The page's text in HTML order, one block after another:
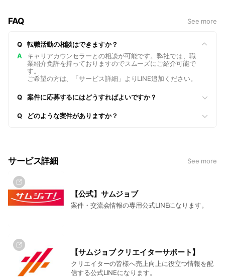
▶企業が抱えるクリエイティブ課題（例：動画制作、デザイン
ューサーが丁寧にヒアリングします。
▶課題解決に最適なスキルや経験を持つクリエイターを、派
遣、業務委託、人材紹介などの雇用形態の中から提案します。
▶クリエイターの紹介だけでなく、マッチングから案件進行ま
ェクト進行をサポートします。
「サムジョブ」というサービスは、
という双方のニーズを繋ぎ、最適なマッチングを実現するサー
ビスです。
また、案件情報のほか、多くのクリエイターの課題やお悩みへ
より詳しい情報や事例については、お気軽にお問い合わせくだ
さい。
FAQ See more
Q
転職活動の相談はできますか？
A
キャリアカウンセラーとの相談が可能です。弊社では、職
業紹介免許を持っておりますのでスムーズにご紹介可能で
す。
ご希望の方は、「サービス詳細」よりLINE追加ください。
Q 案件に応募するにはどうすればよいですか？
Q どのような案件がありますか？
サービス詳細 See more
【公式】サムジョブ
案件・交流会情報の専用公式LINEになります。
【サムジョブ クリエイターサポート】
クリエイターの皆様へ売上向上に役立つ情報を配
信する公式LINEになります。